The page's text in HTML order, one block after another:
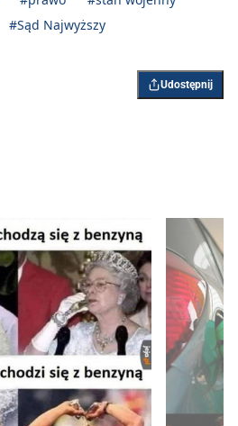
#Sąd Najwyższy
Udostępnij